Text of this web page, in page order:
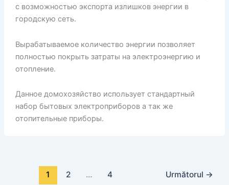
с возможностью экспорта излишков энергии в
городскую сеть.
Вырабатываемое количество энергии позволяет
полностью покрыть затраты на электроэнергию и
отопление.
Данное домохозяйство использует стандартный
набор бытовых электроприборов а так же
отопительные приборы.
1 2 … 4 Următorul →